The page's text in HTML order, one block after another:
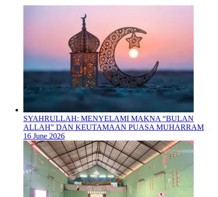
SYAHRULLAH: MENYELAMI MAKNA “BULAN
ALLAH” DAN KEUTAMAAN PUASA MUHARRAM
16 June 2026